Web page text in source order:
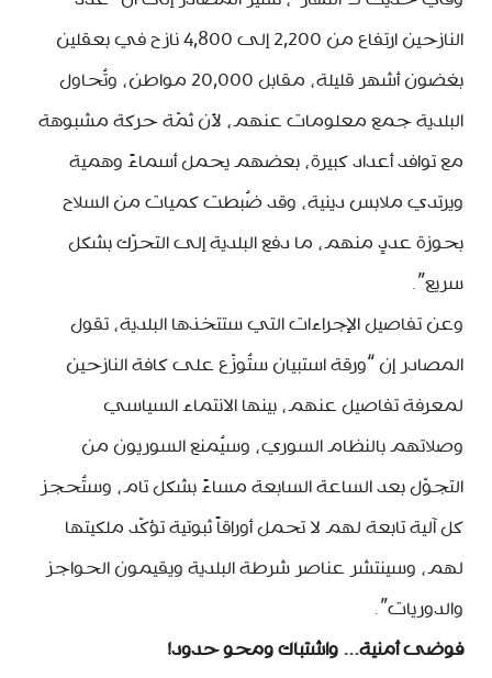
النازحين ارتفاع من 2,200 إلى 4,800 نازح في بعقلين
بغضون أشهر قليلة، مقابل 20,000 مواطن، وتُحاول
البلدية جمع معلومات عنهم، لأن ثمّة حركة مشبوهة
مع توافد أعداد كبيرة، بعضهم يحمل أسماءً وهمية
ويرتدي ملابس دينية، وقد ضُبطت كميات من السلاح
بحوزة عددٍ منهم، ما دفع البلدية إلى التحرّك بشكل
سريع”.
وعن تفاصيل الإجراءات التي ستتخذها البلدية، تقول
المصادر إن “ورقة استبيان ستُوزّع على كافة النازحين
لمعرفة تفاصيل عنهم، بينها الانتماء السياسي
وصلاتهم بالنظام السوري، وسيُمنع السوريون من
التجوّل بعد الساعة السابعة مساءً بشكل تام، وستُحجز
كل آلية تابعة لهم لا تحمل أوراقاً ثبوتية تؤكّد ملكيتها
لهم، وسينتشر عناصر شرطة البلدية ويقيمون الحواجز
والدوريات”.
فوضى أمنية… واشتباك ومحو حدود!